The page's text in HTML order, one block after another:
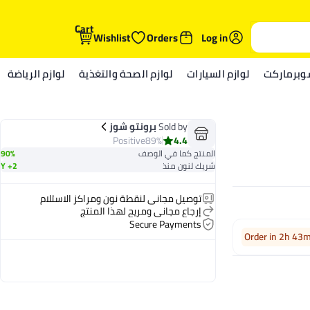
Log in
Orders
Wishlist
Cart
لوازم السيارات لوازم الصحة والتغذية لوازم الرياضة
Order in 2h 43m
Sold byبرونتو شوز
4.4
89%
Positive
المنتج كما في الوصف 90%
شريك لنون منذ 2+ Y
توصيل مجاني لنقطة نون ومراكز الاستلام
إرجاع مجاني ومريح لهذا المنتج
Secure Payments